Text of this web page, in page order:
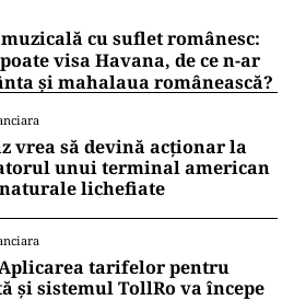
cu suflet românesc:
visa Havana, de ce n-ar
și mahalaua românească?
vrea să devină acționar la
unui terminal american
naturale lichefiate
tarifelor pentru
și sistemul TollRo va începe